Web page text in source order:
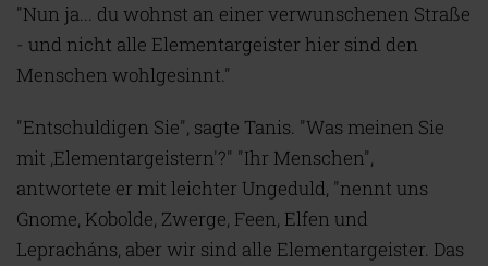
"Nun ja... du wohnst an einer verwunschenen Straße
- und nicht alle Elementargeister hier sind den
Menschen wohlgesinnt."
"Entschuldigen Sie", sagte Tanis. "Was meinen Sie
mit ,Elementargeistern'?" "Ihr Menschen",
antwortete er mit leichter Ungeduld, "nennt uns
Gnome, Kobolde, Zwerge, Feen, Elfen und
Lepracháns, aber wir sind alle Elementargeister. Das